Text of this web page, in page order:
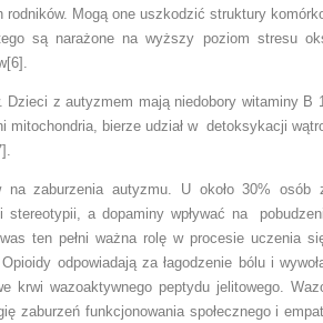
Mogą one uszkodzić struktury
są narażone na wyższy poziom stresu
z autyzmem mają niedobory witaminy B
bierze udział w detoksykacji
na zaburzenia autyzmu. U około 30%
a dopaminy wpływać na
ten pełni ważna rolę w procesie uczenia
odpowiadają za łagodzenie bólu i
krwi wazoaktywnego peptydu jelitowego.
zaburzeń funkcjonowania społecznego i